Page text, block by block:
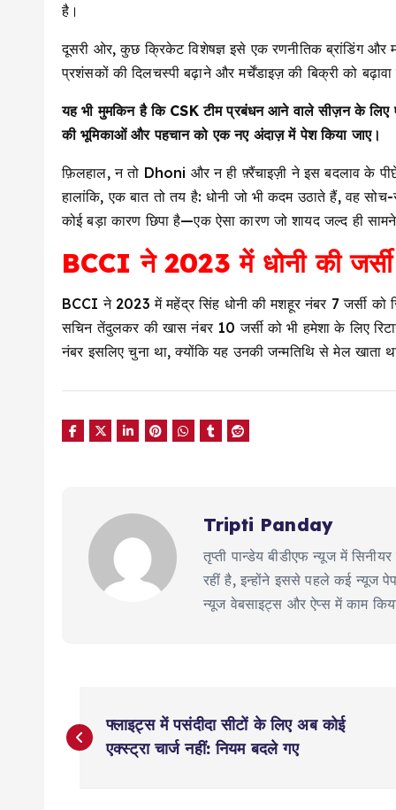
है।
दूसरी ओर, कुछ क्रिकेट विशेषज्ञ इसे एक रणनीतिक ब्रांडिंग और
प्रशंसकों की दिलचस्पी बढ़ाने और मर्चेंडाइज़ की बिक्री को
यह भी मुमकिन है कि CSK टीम प्रबंधन आने वाले सीज़न के लिए
की भूमिकाओं और पहचान को एक नए अंदाज़ में पेश किया जाए।
फ़िलहाल, न तो Dhoni और न ही फ़्रैंचाइज़ी ने इस बदलाव के
हालांकि, एक बात तो तय है: धोनी जो भी कदम उठाते हैं, वह
कोई बड़ा कारण छिपा है—एक ऐसा कारण जो शायद जल्द ही
BCCI ने 2023 में धोनी की जर्सी
BCCI ने 2023 में महेंद्र सिंह धोनी की मशहूर नंबर 7 जर्सी
सचिन तेंदुलकर की खास नंबर 10 जर्सी को भी हमेशा के लिए
नंबर इसलिए चुना था, क्योंकि यह उनकी जन्मतिथि से मेल खाता
Tripti Panday
तृप्ती पान्डेय बीडीएफ न्यूज में
रहीं है, इन्होंने इससे पहले कई न्यूज
न्यूज वेबसाइट्स और ऐप्स में काम
P
o
फ्लाइट्स में पसंदीदा सीटों के लिए अब कोई
एक्स्ट्रा चार्ज नहीं: नियम बदले गए